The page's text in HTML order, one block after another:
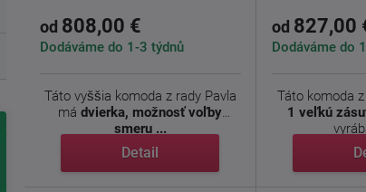
od 808,00 €
Dodáváme do 1-3 týdnů
Táto vyššia komoda z rady Pavla
mádvierka, možnosť voľby
smeru ...
Detail
od 827,00
Dodáváme do
Táto komoda
1 veľkú